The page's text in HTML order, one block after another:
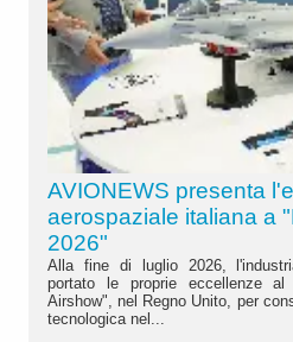
AVIONEWS presenta
aerospaziale italiana a
2026"
Alla fine di luglio 2026,
portato le proprie eccellenze al
Airshow", nel Regno Unito, per
tecnologica nel...